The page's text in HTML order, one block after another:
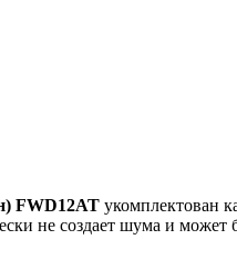
FWD12AT укомплектован
не создает шума и